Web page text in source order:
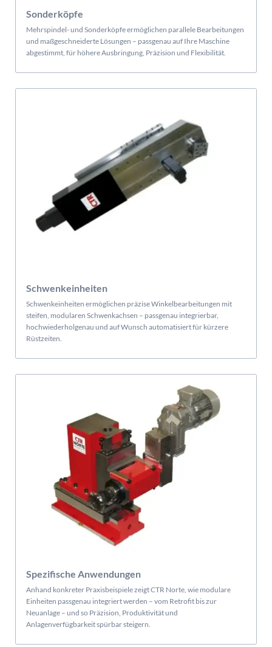
Sonderköpfe
Mehrspindel- und Sonderköpfe ermöglichen parallele Bearbeitungen
und maßgeschneiderte Lösungen – passgenau auf Ihre Maschine
abgestimmt, für höhere Ausbringung, Präzision und Flexibilität.
Schwenkeinheiten
Schwenkeinheiten ermöglichen präzise Winkelbearbeitungen mit
steifen, modularen Schwenkachsen – passgenau integrierbar,
hochwiederholgenau und auf Wunsch automatisiert für kürzere
Rüstzeiten.
Spezifische Anwendungen
Anhand konkreter Praxisbeispiele zeigt CTR Norte, wie modulare
Einheiten passgenau integriert werden – vom Retrofit bis zur
Neuanlage – und so Präzision, Produktivität und
Anlagenverfügbarkeit spürbar steigern.